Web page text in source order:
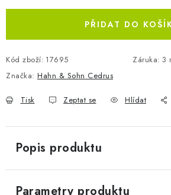
PŘIDAT DO
Kód zboží: 17695 Záruka: 3
Značka: Hahn & Sohn Cedrus
Tisk Zeptat se Hlídat
Popis produktu
Parametry produktu